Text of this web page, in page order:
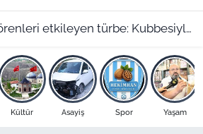
etkileyen türbe: Kubbesiyle Kerbela’yı hatırlatıyor
Kültür Asayiş Spor Yaşam
Vakitleri
Yoğunluk Haritası
Durumu ve Fikstür